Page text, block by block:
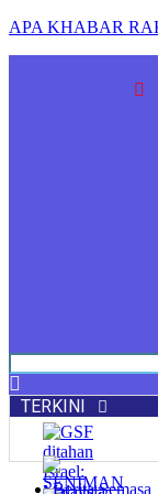
APA KHABAR
TERKINI
Berita Semasa